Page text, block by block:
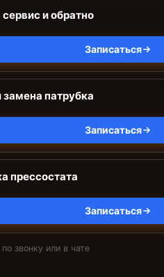
и обратно
Записаться
патрубка
Записаться
прессостата
Записаться
звонку или в чате